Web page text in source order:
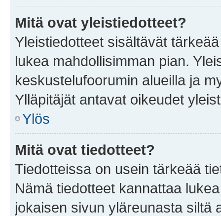
Mitä ovat yleistiedotteet?
Yleistiedotteet sisältävät
lukea mahdollisimman pian.
keskustelufoorumin alueilla ja
Ylläpitäjät antavat oikeudet
Ylös
Mitä ovat tiedotteet?
Tiedotteissa on usein tärkeää
Nämä tiedotteet kannattaa
jokaisen sivun yläreunasta siltä